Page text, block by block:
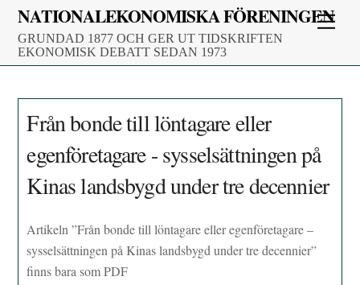
Skip
content
NATIONALEKONOMISKA FÖRENINGEN
GRUNDAD 1877 OCH GER UT TIDSKRIFTEN
EKONOMISK DEBATT SEDAN 1973
Från bonde till löntagare eller
egenföretagare - sysselsättningen på
Kinas landsbygd under tre decennier
Artikeln ”Från bonde till löntagare eller egenföretagare –
sysselsättningen på Kinas landsbygd under tre decennier”
finns bara som PDF